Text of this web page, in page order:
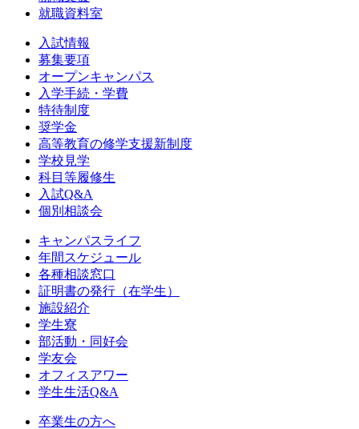
就職資料室
入試情報
募集要項
オープンキャンパス
入学手続・学費
特待制度
奨学金
高等教育の修学支援新制度
学校見学
科目等履修生
入試Q&A
個別相談会
キャンパスライフ
年間スケジュール
各種相談窓口
証明書の発行（在学生）
施設紹介
学生寮
部活動・同好会
学友会
オフィスアワー
学生生活Q&A
卒業生の方へ